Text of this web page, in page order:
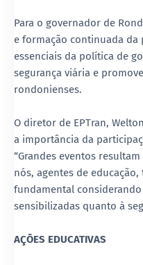
Para o governador de
e formação continuada da
essenciais da política de
segurança viária e
rondonienses.
O diretor de EPTran,
a importância da
“Grandes eventos
nós, agentes de
fundamental
sensibilizadas quanto à
AÇÕES EDUCATIVAS